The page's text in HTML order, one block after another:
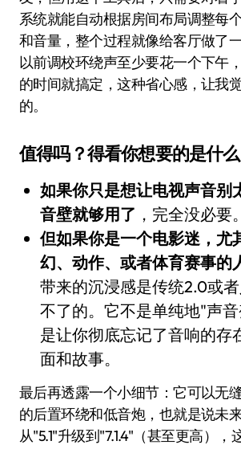
系统就能自动根据房间布局调整每
和音量，整个过程就像给客厅做了
以前调校环绕声至少要花一个下午
的时间就搞定，这种省心感，让我
的。
值得吗？得看你想要的是什么
如果你只是想让电视声音别
音壁就够用了 ，完全没必要。
但如果你是一个电影迷，尤
幻、动作、或者体育赛事的
带来的沉浸感是传统2.0或
不了的。它不是单纯地"声
是让你彻底忘记了音响的存
面和故事。
最后再透露一个小细节：它可以无
的后置环绕和低音炮，也就是说未
从"5.1"升级到"7.1.4"（甚至更高），